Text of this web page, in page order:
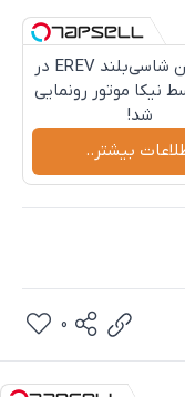
لوکس‌ترین شاسی‌بلند EREV در
نیکا موتور رونمایی
شد!
بیشتر..
0